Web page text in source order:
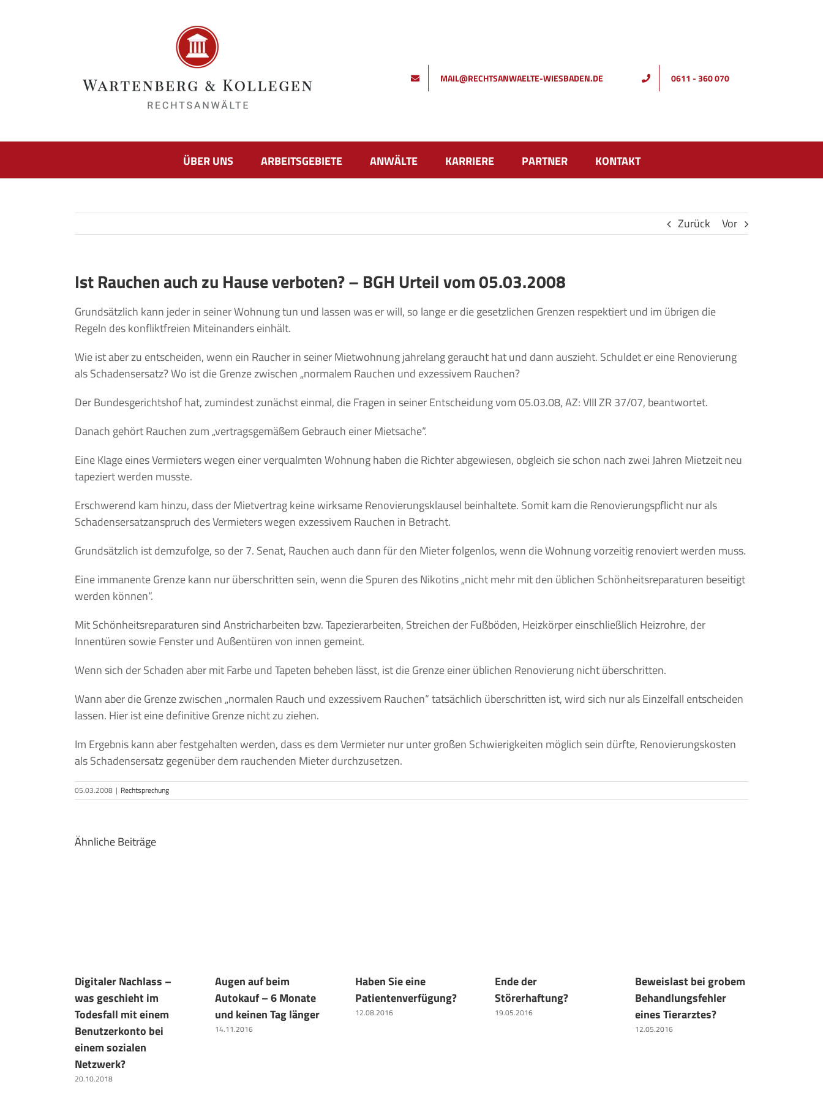
0611 - 360 070
MAIL@RECHTSANWAELTE-WIESBADEN.DE
ÜBER UNS ARBEITSGEBIETE ANWÄLTE KARRIERE PARTNER KONTAKT
Zurück Vor
Ist Rauchen auch zu Hause verboten? – BGH Urteil vom 05.03.2008
Grundsätzlich kann jeder in seiner Wohnung tun und lassen was er will, so lange er die gesetzlichen Grenzen respektiert und im übrigen die
Regeln des konfliktfreien Miteinanders einhält.
Wie ist aber zu entscheiden, wenn ein Raucher in seiner Mietwohnung jahrelang geraucht hat und dann auszieht. Schuldet er eine Renovierung
als Schadensersatz? Wo ist die Grenze zwischen „normalem Rauchen und exzessivem Rauchen?
Der Bundesgerichtshof hat, zumindest zunächst einmal, die Fragen in seiner Entscheidung vom 05.03.08, AZ: VIII ZR 37/07, beantwortet.
Danach gehört Rauchen zum „vertragsgemäßem Gebrauch einer Mietsache“.
Eine Klage eines Vermieters wegen einer verqualmten Wohnung haben die Richter abgewiesen, obgleich sie schon nach zwei Jahren Mietzeit neu
tapeziert werden musste.
Erschwerend kam hinzu, dass der Mietvertrag keine wirksame Renovierungsklausel beinhaltete. Somit kam die Renovierungspflicht nur als
Schadensersatzanspruch des Vermieters wegen exzessivem Rauchen in Betracht.
Grundsätzlich ist demzufolge, so der 7. Senat, Rauchen auch dann für den Mieter folgenlos, wenn die Wohnung vorzeitig renoviert werden muss.
Eine immanente Grenze kann nur überschritten sein, wenn die Spuren des Nikotins „nicht mehr mit den üblichen Schönheitsreparaturen beseitigt
werden können“.
Mit Schönheitsreparaturen sind Anstricharbeiten bzw. Tapezierarbeiten, Streichen der Fußböden, Heizkörper einschließlich Heizrohre, der
Innentüren sowie Fenster und Außentüren von innen gemeint.
Wenn sich der Schaden aber mit Farbe und Tapeten beheben lässt, ist die Grenze einer üblichen Renovierung nicht überschritten.
Wann aber die Grenze zwischen „normalen Rauch und exzessivem Rauchen“ tatsächlich überschritten ist, wird sich nur als Einzelfall entscheiden
lassen. Hier ist eine definitive Grenze nicht zu ziehen.
Im Ergebnis kann aber festgehalten werden, dass es dem Vermieter nur unter großen Schwierigkeiten möglich sein dürfte, Renovierungskosten
als Schadensersatz gegenüber dem rauchenden Mieter durchzusetzen.
05.03.2008 | Rechtsprechung
Ähnliche Beiträge
Digitaler Nachlass –
was geschieht im
Todesfall mit einem
Benutzerkonto bei
einem sozialen
Netzwerk?
20.10.2018
Augen auf beim
Autokauf – 6 Monate
und keinen Tag länger
14.11.2016
Haben Sie eine
Patientenverfügung?
12.08.2016
Ende der
Störerhaftung?
19.05.2016
Beweislast bei grobem
Behandlungsfehler
eines Tierarztes?
12.05.2016